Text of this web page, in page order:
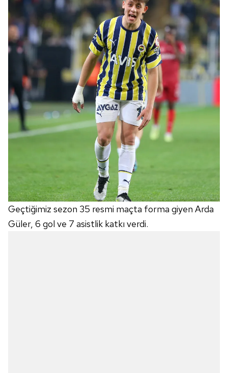
Geçtiğimiz sezon 35 resmi maçta forma giyen Arda
Güler, 6 gol ve 7 asistlik katkı verdi.